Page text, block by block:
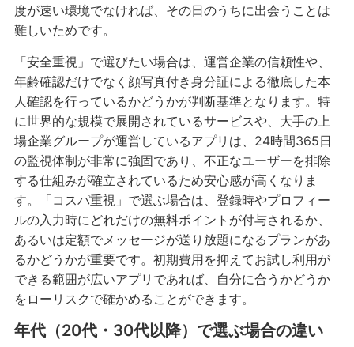
度が速い環境でなければ、その日のうちに出会うことは
難しいためです。
「安全重視」で選びたい場合は、運営企業の信頼性や、
年齢確認だけでなく顔写真付き身分証による徹底した本
人確認を行っているかどうかが判断基準となります。特
に世界的な規模で展開されているサービスや、大手の上
場企業グループが運営しているアプリは、24時間365日
の監視体制が非常に強固であり、不正なユーザーを排除
する仕組みが確立されているため安心感が高くなりま
す。「コスパ重視」で選ぶ場合は、登録時やプロフィー
ルの入力時にどれだけの無料ポイントが付与されるか、
あるいは定額でメッセージが送り放題になるプランがあ
るかどうかが重要です。初期費用を抑えてお試し利用が
できる範囲が広いアプリであれば、自分に合うかどうか
をローリスクで確かめることができます。
年代（20代・30代以降）で選ぶ場合の違い